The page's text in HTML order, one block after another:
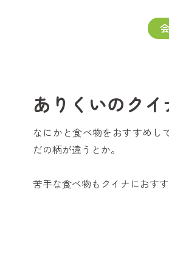
ありくいのクイ
なにかと食べ物をおすすめし
だの柄が違うとか。
苦手な食べ物もクイナにおす